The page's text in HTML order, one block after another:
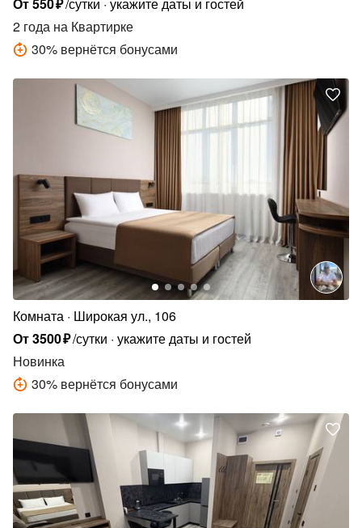
2 года на Квартирке
30% вернётся бонусами
Комната Широкая ул., 106
От3500₽/сутки укажите даты и гостей
Новинка
30% вернётся бонусами